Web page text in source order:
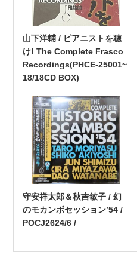
山下洋輔 / ピアニストを聴
け! The Complete Frasco
Recordings(PHCE-25001~
18/18CD BOX)
守安祥太郎＆秋吉敏子 / 幻
のモカンボセッション’54 /
POCJ2624/6 /